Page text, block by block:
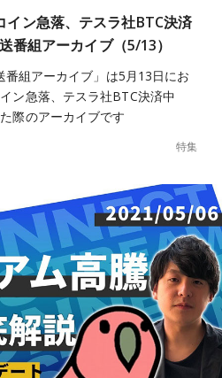
イン急落、テスラ社BTC決済
組アーカイブ（5/13）
番組アーカイブ」は5月13日にお
ン急落、テスラ社BTC決済中
際のアーカイブです
特集